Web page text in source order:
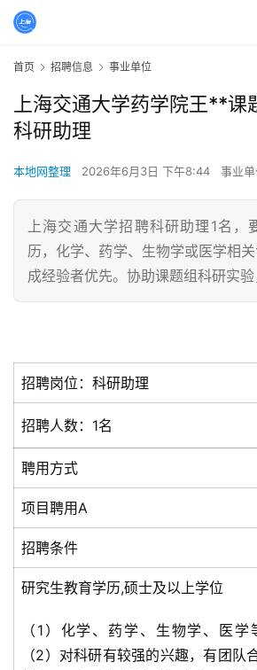
首页 招聘信息 事业单位
上海交通大学药学院王**课
科研助理
本地网整理 2026年6月3日 下午8:44 事业单
上海交通大学招聘科研助理1名，
历，化学、药学、生物学或医学相
成经验者优先。协助课题组科研实验
招聘岗位：科研助理
招聘人数：1名
聘用方式
项目聘用A
招聘条件
研究生教育学历,硕士及以上学位
（1）化学、药学、生物学、医学
（2）对科研有较强的兴趣，有团队